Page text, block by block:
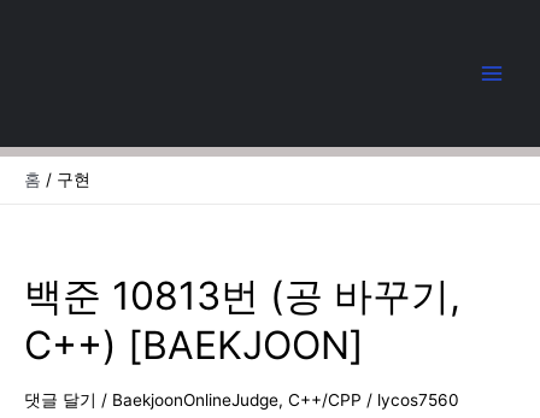
너
홈 구현
백준 10813번 (공 바꾸기,
C++) [BAEKJOON]
댓글 달기 / BaekjoonOnlineJudge, C++/CPP / lycos7560